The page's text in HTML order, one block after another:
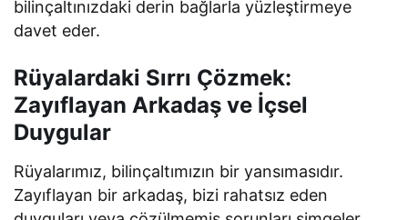
bilinçaltınızdaki derin bağlarla yüzleştirmeye
davet eder.
Rüyalardaki Sırrı Çözmek:
Zayıflayan Arkadaş ve İçsel
Duygular
Rüyalarımız, bilinçaltımızın bir yansımasıdır.
Zayıflayan bir arkadaş, bizi rahatsız eden